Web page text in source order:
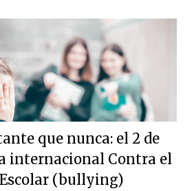
que nunca: el 2 de
internacional Contra el
(bullying)